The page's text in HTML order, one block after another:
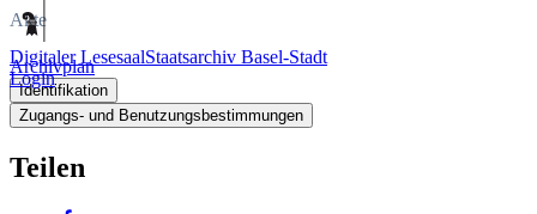
Digitaler LesesaalStaatsarchiv Basel-Stadt
Login
Akte
Archivplan
Identifikation
Zugangs- und Benutzungsbestimmungen
Teilen